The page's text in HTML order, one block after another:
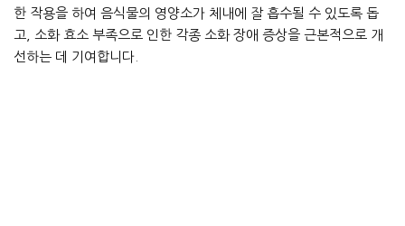
한 작용을 하여 음식물의 영양소가 체내에 잘 흡수될 수 있도록 돕
고, 소화 효소 부족으로 인한 각종 소화 장애 증상을 근본적으로 개
선하는 데 기여합니다.